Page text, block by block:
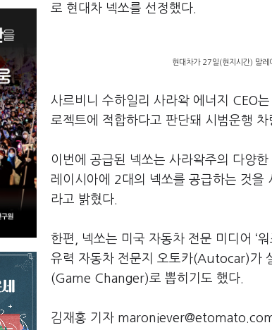
로 현대차 넥쏘를 선정했다.
현대차가 27일(현지시간) 말
사르비니 수하일리 사라왁 에너지 CEO
로젝트에 적합하다고 판단돼 시범운행 차
이번에 공급된 넥쏘는 사라왁주의 다양
레이시아에 2대의 넥쏘를 공급하는 것을
라고 밝혔다.
한편, 넥쏘는 미국 자동차 전문 미디어 ‘
유력 자동차 전문지 오토카(Autocar)가
(Game Changer)로 뽑히기도 했다.
김재홍 기자